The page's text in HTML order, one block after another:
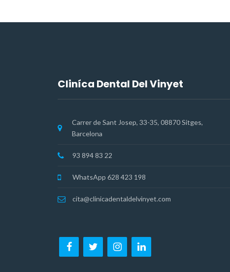
Cliníca Dental Del Vinyet
Carrer de Sant Josep, 33-35, 08870 Sitges,
Barcelona
93 894 83 22
WhatsApp 628 423 198
cita@clinicadentaldelvinyet.com